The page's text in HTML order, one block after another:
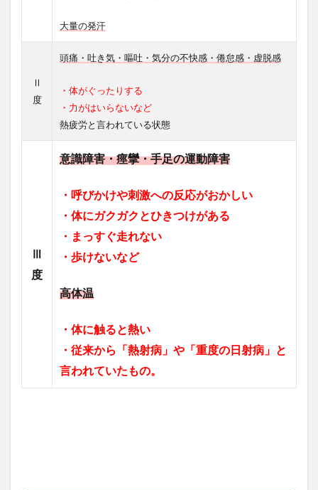
大量の発汗
Ⅱ
度
頭痛・吐き気・嘔吐・気分の不快感・倦怠感・虚脱感
・体がぐったりする
・力がはいらないなど
熱疲労と言われている状態
Ⅲ
度
意識障害・痙攣・手足の運動障害
・呼びかけや刺激への反応がおかしい
・体にガクガクとひきつけがある
・まっすぐ走れない
・歩けないなど
高体温
・体に触ると熱い
・従来から「熱射病」や「重度の日射病」と
言われていたもの。